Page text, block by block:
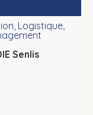
Logistique,
Senlis